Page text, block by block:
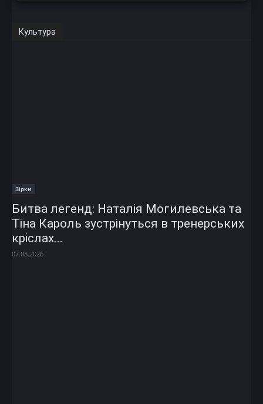
Культура
Зірки
Битва легенд: Наталія Могилевська та
Тіна Кароль зустрінуться в тренерських
кріслах...
07.08.2026